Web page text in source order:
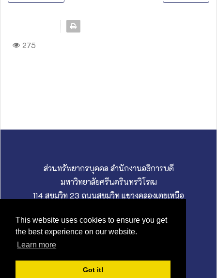
This website uses cookies to ensure you get
the best experience on our website.
Learn more
Got it!
275
ส่วนทรัพยากรบุคคล สำนักงานอธิการบดี
มหาวิทยาลัยศรีนครินทรวิโรฒ
114 สุขุมวิท 23 ถนนสุขุมวิท แขวงคลองเตยเหนือ
02 649 5000 I hrswu@g.swu.ac.th
นโยบายคุ้มครองข้อมูลส่วนบุคคล